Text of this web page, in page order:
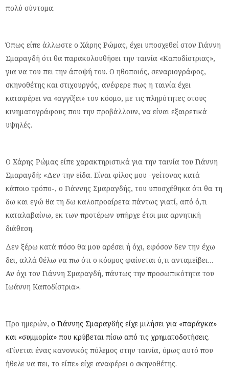
πολύ σύντομα.
Όπως είπε άλλωστε ο Χάρης Ρώμας, έχει υποσχεθεί στον Γιάννη
Σμαραγδή ότι θα παρακολουθήσει την ταινία «Καποδίστριας»,
για να του πει την άποψή του. Ο ηθοποιός, σεναριογράφος,
σκηνοθέτης και στιχουργός, ανέφερε πως η ταινία έχει
καταφέρει να «αγγίξει» τον κόσμο, με τις πληρότητες στους
κινηματογράφους που την προβάλλουν, να είναι εξαιρετικά
υψηλές.
Ο Χάρης Ρώμας είπε χαρακτηριστικά για την ταινία του Γιάννη
Σμαραγδή: «Δεν την είδα. Είναι φίλος μου -γείτονας κατά
κάποιο τρόπο-, ο Γιάννης Σμαραγδής, του υποσχέθηκα ότι θα τη
δω και εγώ θα τη δω καλοπροαίρετα πάντως γιατί, από ό,τι
καταλαβαίνω, εκ των προτέρων υπήρχε έτσι μια αρνητική
διάθεση.
Δεν ξέρω κατά πόσο θα μου αρέσει ή όχι, εφόσον δεν την έχω
δει, αλλά θέλω να πω ότι ο κόσμος φαίνεται ό,τι ανταμείβει…
Αν όχι τον Γιάννη Σμαραγδή, πάντως την προσωπικότητα του
Ιωάννη Καποδίστρια».
Προ ημερών,ο Γιάννης Σμαραγδής είχε μιλήσει για «παράγκα»
και «συμμορία» που κρύβεται πίσω από τις χρηματοδοτήσεις.
«Γίνεται ένας κανονικός πόλεμος στην ταινία, όμως αυτό που
ήθελε να πει, το είπε» είχε αναφέρει ο σκηνοθέτης.